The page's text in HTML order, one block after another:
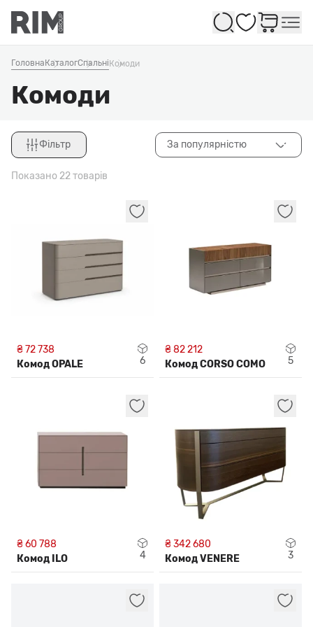
Обране
Головна КаталогСпальніКомоди
Комоди
Фільтр
Закрити
За популярністю
Показано 22 товарів
₴ 72 738
Комод OPALE
6
₴ 82 212
Комод CORSO COMO
5
₴ 60 788
Комод ILO
4
₴ 342 680
Комод VENERE
3